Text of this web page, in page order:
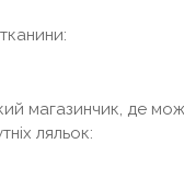
тканини:
магазинчик, де
ляльок: